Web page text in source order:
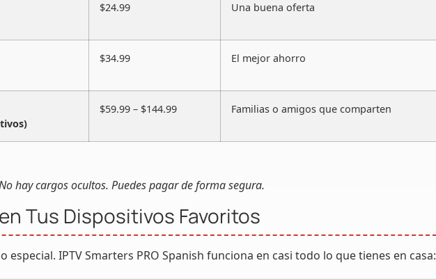
$24.99 Una buena oferta
$34.99 El mejor ahorro
$59.99 – $144.99 Familias o amigos que comparten
hay cargos ocultos. Puedes pagar de forma segura.
Tus Dispositivos Favoritos
especial. IPTV Smarters PRO Spanish funciona en casi todo lo que tienes en casa: